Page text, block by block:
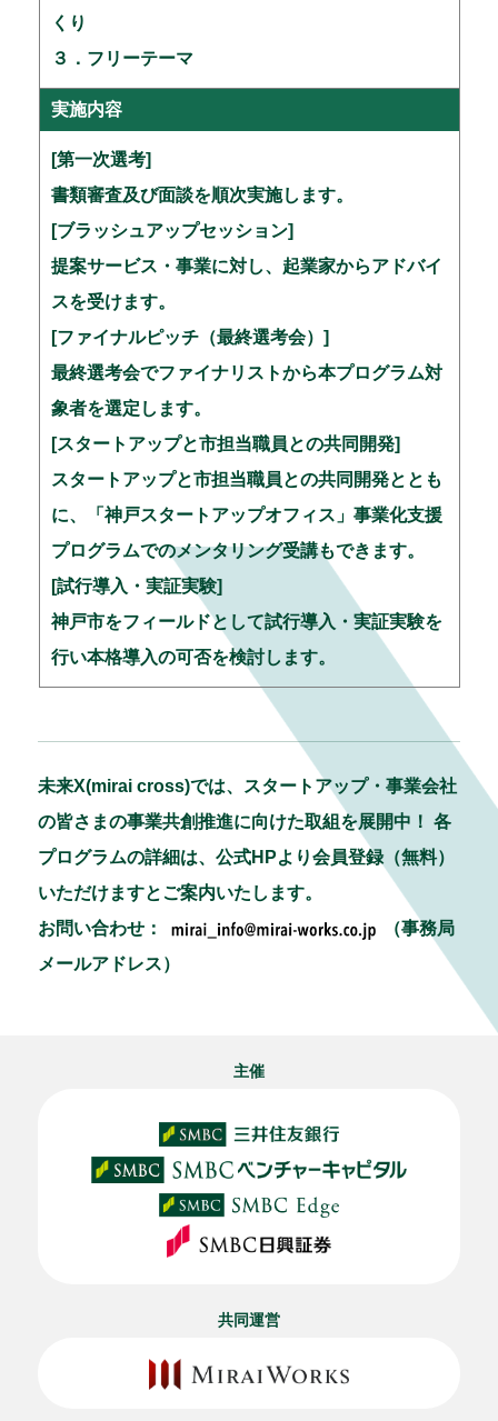
くり
３．フリーテーマ
実施内容
[第一次選考]
書類審査及び面談を順次実施します。
[ブラッシュアップセッション]
提案サービス・事業に対し、起業家からアドバイ
スを受けます。
[ファイナルピッチ（最終選考会）]
最終選考会でファイナリストから本プログラム対
象者を選定します。
[スタートアップと市担当職員との共同開発]
スタートアップと市担当職員との共同開発ととも
に、「神戸スタートアップオフィス」事業化支援
プログラムでのメンタリング受講もできます。
[試行導入・実証実験]
神戸市をフィールドとして試行導入・実証実験を
行い本格導入の可否を検討します。
未来X(mirai cross)では、スタートアップ・事業会社
の皆さまの事業共創推進に向けた取組を展開中！ 各
プログラムの詳細は、公式HPより会員登録（無料）
いただけますとご案内いたします。
お問い合わせ：
（事務局
メールアドレス）
主催
共同運営